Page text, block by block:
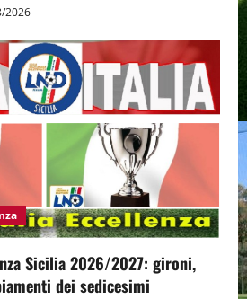
2026
Sicilia 2026/2027: gironi,
dei sedicesimi